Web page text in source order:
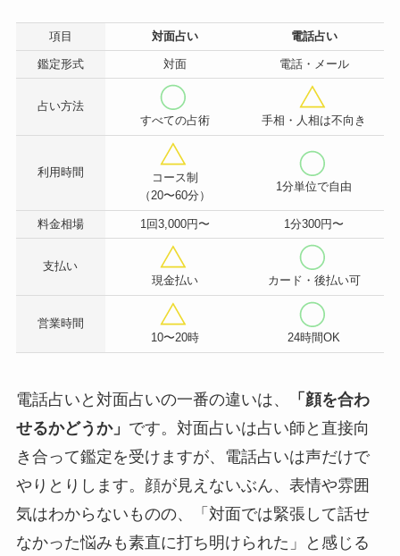
項目 対面占い 電話占い
鑑定形式 対面 電話・メール
占い方法
すべての占術
手相・人相は不向き
利用時間
コース制
（20〜60分）
1分単位で自由
料金相場 1回3,000円〜 1分300円〜
支払い
現金払い
カード・後払い可
営業時間
10〜20時
24時間OK
電話占いと対面占いの一番の違いは、
「顔を合わ
せるかどうか」 です。対面占いは占い師と直接向
き合って鑑定を受けますが、電話占いは声だけで
やりとりします。顔が見えないぶん、表情や雰囲
気はわからないものの、「対面では緊張して話せ
なかった悩みも素直に打ち明けられた」と感じる